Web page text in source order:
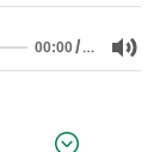
00:00/…